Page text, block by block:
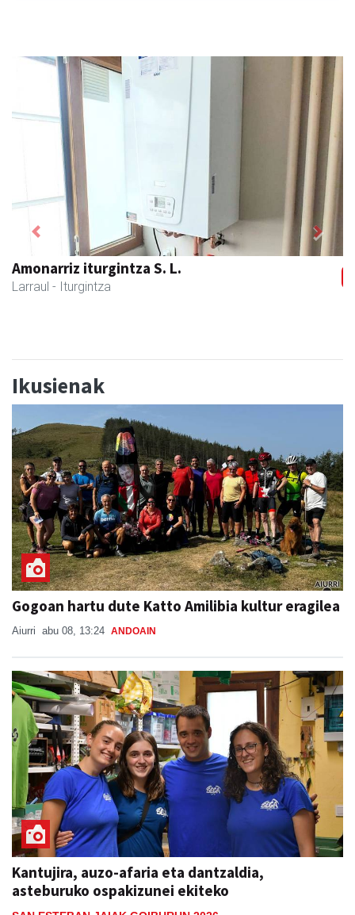
Larraulgo herri ostatua
Larraul - Jatetxeak
Previous Next
Ikusienak
Gogoan hartu dute Katto Amilibia kultur eragilea
Aiurri abu 08, 13:24 ANDOAIN
Kantujira, auzo-afaria eta dantzaldia,
asteburuko ospakizunei ekiteko